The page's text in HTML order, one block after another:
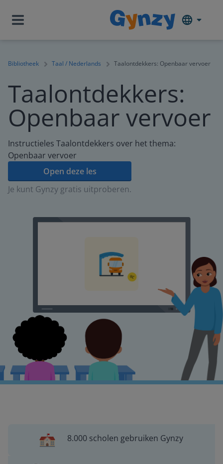
Bibliotheek Taal / Nederlands Taalontdekkers: Openbaar vervoer
Taalontdekkers:
Openbaar vervoer
Instructieles Taalontdekkers over het thema:
Openbaar vervoer
Open deze les
Je kunt Gynzy gratis uitproberen.
8.000 scholen gebruiken Gynzy